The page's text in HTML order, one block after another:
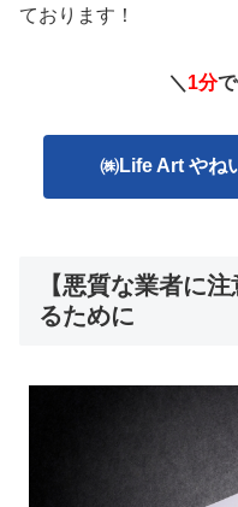
ております！
＼ 1分
㈱Life Art やね
【悪質な業者に
るために